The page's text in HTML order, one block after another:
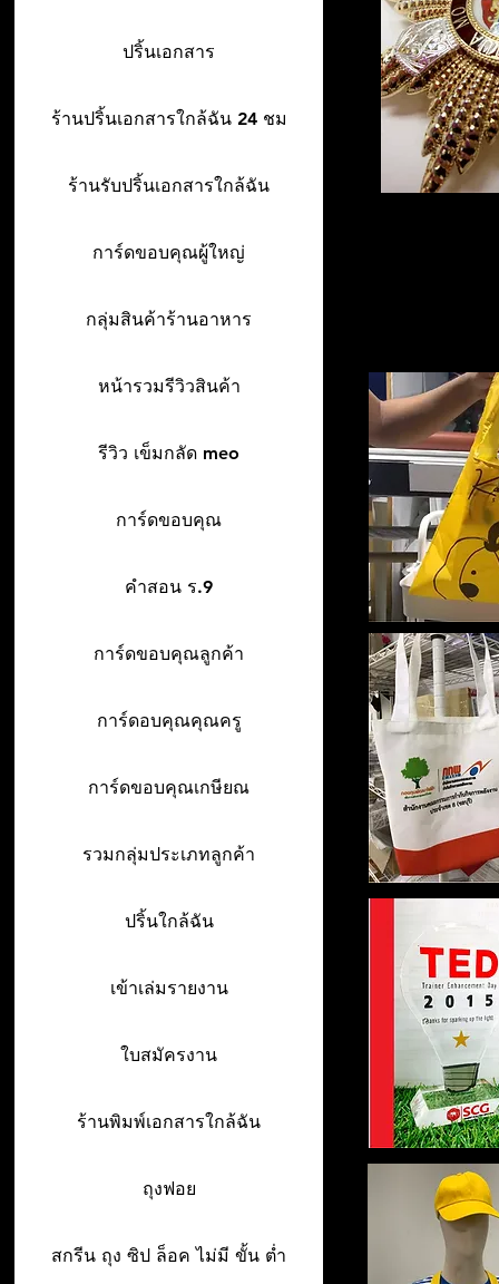
ปริ้นเอกสาร
ร้านปริ้นเอกสารใกล้ฉัน 24 ชม
ร้านรับปริ้นเอกสารใกล้ฉัน
การ์ดขอบคุณผู้ใหญ่
กลุ่มสินค้าร้านอาหาร
หน้ารวมรีวิวสินค้า
รีวิว เข็มกลัด meo
การ์ดขอบคุณ
คำสอน ร.9
การ์ดขอบคุณลูกค้า
การ์ดอบคุณคุณครู
การ์ดขอบคุณเกษียณ
รวมกลุ่มประเภทลูกค้า
ปริ้นใกล้ฉัน
เข้าเล่มรายงาน
ใบสมัครงาน
ร้านพิมพ์เอกสารใกล้ฉัน
ถุงฟอย
สกรีน ถุง ซิป ล็อค ไม่มี ขั้น ต่ำ